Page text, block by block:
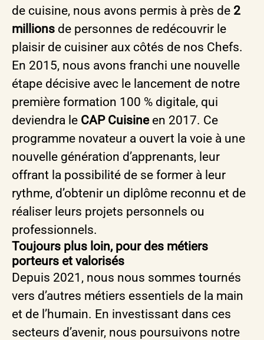
de cuisine, nous avons permis à près de 2
millions de personnes de redécouvrir le
plaisir de cuisiner aux côtés de nos Chefs.
En 2015, nous avons franchi une nouvelle
étape décisive avec le lancement de notre
première formation 100 % digitale, qui
deviendra le CAP Cuisineen 2017. Ce
programme novateur a ouvert la voie à une
nouvelle génération d’apprenants, leur
offrant la possibilité de se former à leur
rythme, d’obtenir un diplôme reconnu et de
réaliser leurs projets personnels ou
professionnels.
Toujours plus loin, pour des métiers
porteurs et valorisés
Depuis 2021, nous nous sommes tournés
vers d’autres métiers essentiels de la main
et de l’humain. En investissant dans ces
secteurs d’avenir, nous poursuivons notre